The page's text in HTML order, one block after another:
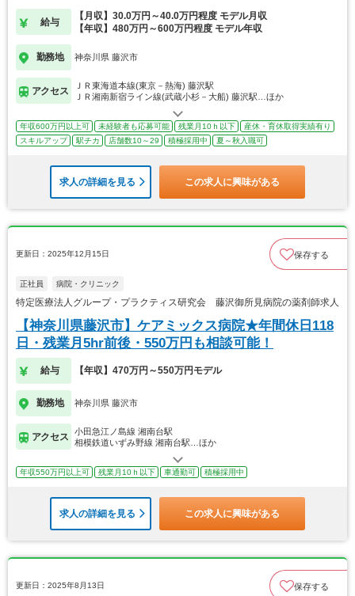
給与
【月収】30.0万円～40.0万円程度 モデル月収
【年収】480万円～600万円程度 モデル年収
勤務地 神奈川県 藤沢市
アクセス
ＪＲ東海道本線(東京－熱海) 藤沢駅
ＪＲ湘南新宿ライン線(武蔵小杉－大船) 藤沢駅…ほか
年収600万円以上可 未経験者も応募可能 残業月10ｈ以下
産休・育休取得実績有り
スキルアップ
駅チカ 店舗数10～29 積極採用中 夏～秋入職可
求人の詳細を見る この求人に興味がある
更新日：2025年12月15日 保存する
正社員 病院・クリニック
特定医療法人グループ・プラクティス研究会 藤沢御所見病院の薬剤師求人
【神奈川県藤沢市】ケアミックス病院★年間休日118
日・残業月5hr前後・550万円も相談可能！
給与 【年収】470万円～550万円モデル
勤務地 神奈川県 藤沢市
アクセス
小田急江ノ島線 湘南台駅
相模鉄道いずみ野線 湘南台駅…ほか
年収550万円以上可 残業月10ｈ以下 車通勤可 積極採用中
求人の詳細を見る この求人に興味がある
更新日：2025年8月13日 保存する